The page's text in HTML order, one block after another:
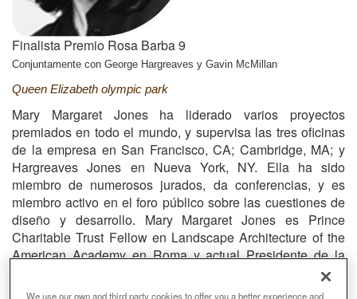
Finalista Premio Rosa Barba 9
Conjuntamente con George Hargreaves y Gavin McMillan
Queen Elizabeth olympic park
Mary Margaret Jones ha liderado varios proyectos
premiados en todo el mundo, y supervisa las tres oficinas
de la empresa en San Francisco, CA; Cambridge, MA; y
Hargreaves Jones en Nueva York, NY. Ella ha sido
miembro de numerosos jurados, da conferencias, y es
miembro activo en el foro público sobre las cuestiones de
diseño y desarrollo. Mary Margaret Jones es Prince
Charitable Trust Fellow en Landscape Architecture of the
American Academy en Roma y actual Presidente de la
Ha sido una Visiting Critic en
Arquitectura del Paisaje en la Harvard Design School y es
We use our own and third party cookies to offer you a better experience and